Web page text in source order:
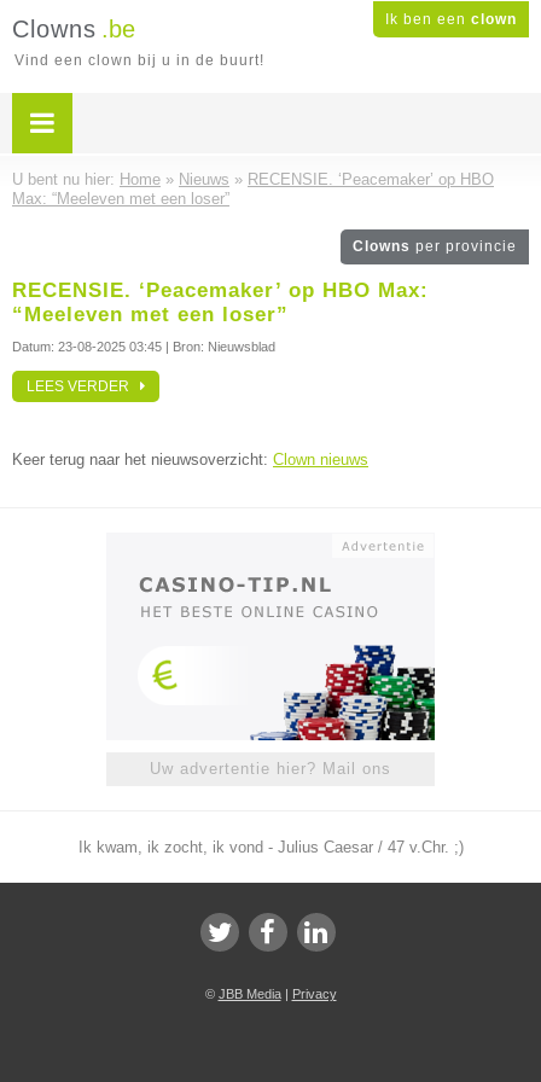
Ik ben een clown
Clowns .be
Vind een clown bij u in de buurt!
U bent nu hier: Home » Nieuws » RECENSIE. ‘Peacemaker’ op HBO
Max: “Meeleven met een loser”
Clowns per provincie
RECENSIE. ‘Peacemaker’ op HBO Max:
“Meeleven met een loser”
Datum: 23-08-2025 03:45 | Bron: Nieuwsblad
LEES VERDER
Keer terug naar het nieuwsoverzicht: Clown nieuws
Uw advertentie hier? Mail ons
Ik kwam, ik zocht, ik vond - Julius Caesar / 47 v.Chr. ;)
© JBB Media| Privacy